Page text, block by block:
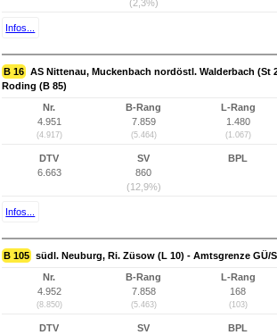
(2,3%)
Infos...
B 16 AS Nittenau, Muckenbach nordöstl. Walderbach (St
Roding (B 85)
Nr.
4.951
(4.917)
B-Rang
7.859
(5.464)
L-Rang
1.480
(1.067)
DTV
6.663
SV
860
(12,9%)
BPL
Infos...
B 105 südl. Neuburg, Ri. Züsow (L 10) - Amtsgrenze GÜ/
Nr.
4.952
(8.850)
B-Rang
7.858
(5.463)
L-Rang
168
(103)
DTV
SV
BPL